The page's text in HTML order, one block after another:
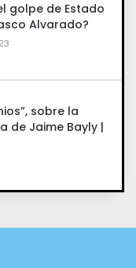
golpe de Estado
Alvarado?
sobre la
de Jaime Bayly |